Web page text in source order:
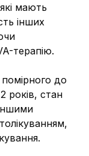
мають
інших
терапію.
до
років, стан